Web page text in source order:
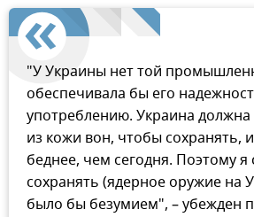
"У Украины нет той
обеспечивала бы его
употреблению. Украина
из кожи вон, чтобы сохранять,
беднее, чем сегодня. Поэтому я
сохранять (ядерное оружие на
было бы безумием", – убежден